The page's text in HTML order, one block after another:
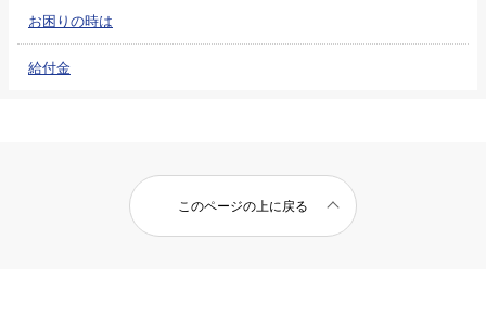
お困りの時は
給付金
このページの上に戻る